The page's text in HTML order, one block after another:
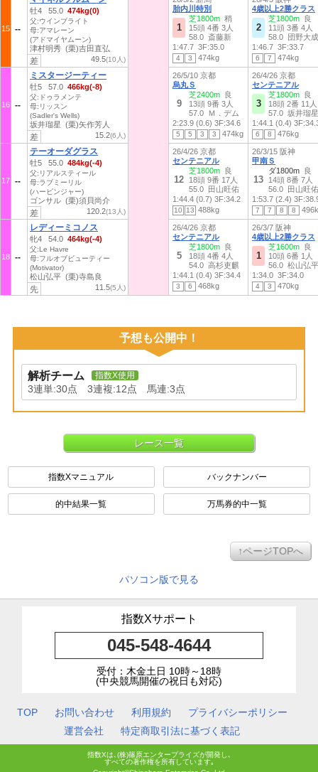
15
牡4 55.0 474kg(0)
父:ウインブライト
母:アマレーン
(アドマイヤムーン)
津村明秀 (栗)吉田直弘
49.5(10人)
差
16
ミスタージーティー
牡5 57.0 466kg(-8)
父:ドゥラメンテ
母:リッスン
(Sadler's Wells)
坂井瑠星 (栗)矢作芳人
15.2(6人)
差
17
テーオーダグラス
牡5 55.0 484kg(-4)
父:リアルスティール
母:ラブミーリル
(ハービンジャー)
ゴンサル (栗)須貝尚介
120.2(13人)
差
18
レディーミコノス
牝4 54.0 464kg(-4)
父:Le Havre
母:フルオブビューティー
(Motivator)
松山弘平 (栗)寺島良
11.5(5人)
先
胎内川特別
1
芝1800m 稍
15頭 4番 3人
58.0 斎藤新
1:47.7 3F:35.0
4 3 474kg
4歳以上2勝クラス
2
芝1800m 良
11頭 3番 4人
58.0 団野大成
1:46.7 3F:33.7
6 7 474kg
26/5/10 京都
烏丸Ｓ
9
芝2400m 良
13頭 9番 3人
57.0 Ｍ．デム
2:23.9 (0.6) 3F:34.6
5 5 3 3 474kg
26/4/26 京都
センテニアル
3
芝1800m 良
18頭 2番 11人
57.0 坂井瑠星
1:44.1 (0.4)
6 8 476kg
26/4/26 京都
センテニアル
12
芝1800m 良
18頭 9番 17人
55.0 田山旺佑
1:44.4 (0.7) 3F:34.2
10 13 488kg
26/3/15 阪神
甲南Ｓ
13
ダ1800m 良
14頭 8番 7人
56.0 田山旺佑
1:53.7 (2.4)
7 7 8 8
26/4/26 京都
センテニアル
5
芝1800m 良
18頭 4番 4人
54.0 高杉吏麒
1:44.1 (0.4) 3F:34.4
3 6 468kg
26/3/7 阪神
4歳以上2勝クラス
1
芝1600m 良
10頭 6番 1人
56.0 松山弘平
1:34.0 3F:34.0
4 3 470kg
予想も公開中！
解析チーム 指数X使用
3連単:30点 3連複:12点 馬連:3点
レース一覧
指数Xマニュアル バックナンバー
的中結果一覧 万馬券的中一覧
↑ページTOPへ
パソコン版で見る
指数Xサポート
045-548-4644
受付：木金土日 10時～18時
(中央競馬開催の祝日も対応)
TOP お問い合わせ 利用規約
プライバシーポリシー
運営会社
特定商取引法に基づく表記
指数Xは､(株)篠原エンタープライズが開発し､
すべての著作権を所有しています｡